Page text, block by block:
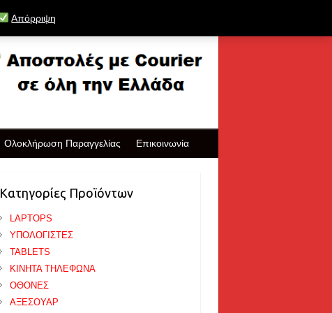
Απόρριψη
Ολοκλήρωση Παραγγελίας Επικοινωνία
Κατηγορίες Προϊόντων
LAPTOPS
ΥΠΟΛΟΓΙΣΤΕΣ
TABLETS
ΚΙΝΗΤΑ ΤΗΛΕΦΩΝΑ
ΟΘΟΝΕΣ
ΑΞΕΣΟΥΑΡ